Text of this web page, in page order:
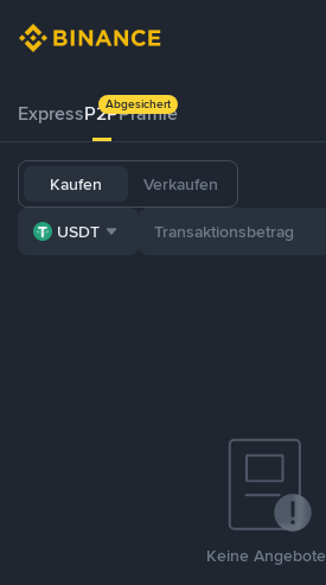
ExpressP2PPrämie
Abgesichert
Kaufen Verkaufen
USDT
Keine Angebote